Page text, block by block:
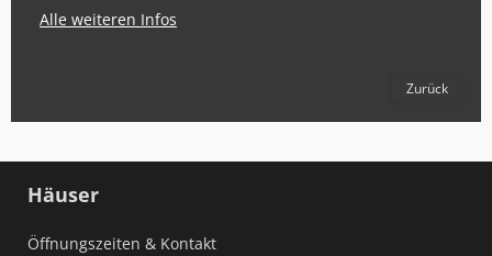
Alle weiteren Infos
Zurück
Häuser
Öffnungszeiten & Kontakt